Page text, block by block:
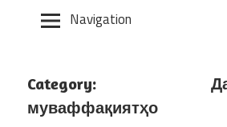
Navigation
Category:
муваффақиятҳо